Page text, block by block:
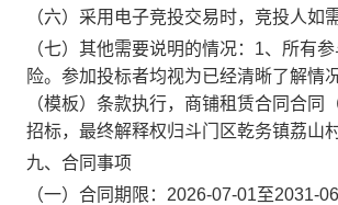
（六） 采用电子竞投交易时，竞投人如
（七） 其他需要说明的情况： 1、所有
险。参加投标者均视为已经清晰了解情
（模板）条款执行，商铺租赁合同合
招标，最终解释权归斗门区乾务镇荔山
九、合同事项
（一）合同期限： 2026-07-01至2031-